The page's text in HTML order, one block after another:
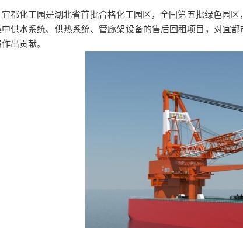
宜都化工园是湖北省首批合格化工园区，全国第五批绿色园
中供水系统、供热系统、管廊架设备的售后回租项目，对宜
出贡献。